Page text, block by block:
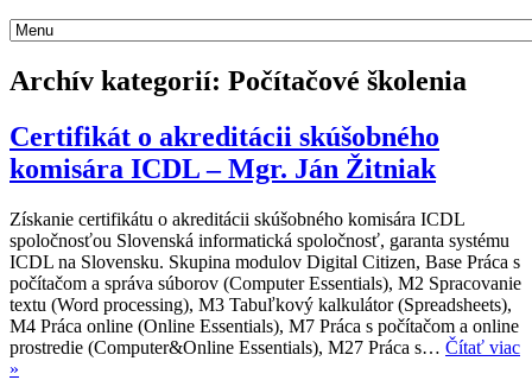
Archív kategorií: Počítačové školenia
Certifikát o akreditácii skúšobného
komisára ICDL – Mgr. Ján Žitniak
Získanie certifikátu o akreditácii skúšobného komisára ICDL
spoločnosťou Slovenská informatická spoločnosť, garanta systému
ICDL na Slovensku. Skupina modulov Digital Citizen, Base Práca s
počítačom a správa súborov (Computer Essentials), M2 Spracovanie
textu (Word processing), M3 Tabuľkový kalkulátor (Spreadsheets),
M4 Práca online (Online Essentials), M7 Práca s počítačom a online
prostredie (Computer&Online Essentials), M27 Práca s… Čítať viac
»